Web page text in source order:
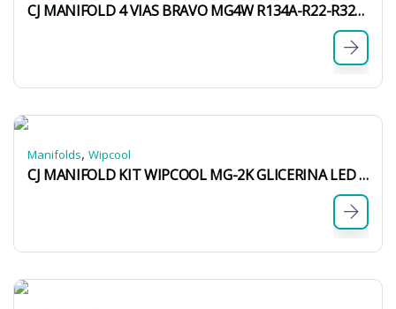
CJ MANIFOLD 4 VIAS BRAVO MG4W R134A-R22-R32-R410A S/ MANGUEIRA
Manifolds, Wipcool
CJ MANIFOLD KIT WIPCOOL MG-2K GLICERINA LED R22 – R410A – R32 C/ MANGUEIRAS